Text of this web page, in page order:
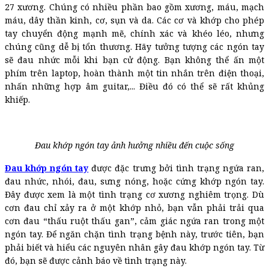
27 xương. Chúng có nhiều phần bao gồm xương, máu, mạch
máu, dây thần kinh, cơ, sụn và da. Các cơ và khớp cho phép
tay chuyển động mạnh mẽ, chính xác và khéo léo, nhưng
chúng cũng dễ bị tổn thương. Hãy tưởng tượng các ngón tay
sẽ đau nhức mỗi khi bạn cử động. Bạn không thể ấn một
phím trên laptop, hoàn thành một tin nhắn trên điện thoại,
nhấn những hợp âm guitar,... Điều đó có thể sẽ rất khủng
khiếp.
Đau khớp ngón tay ảnh hưởng nhiều đến cuộc sống
Đau khớp ngón tayđược đặc trưng bởi tình trạng ngứa ran,
đau nhức, nhói, đau, sưng nóng, hoặc cứng khớp ngón tay.
Đây được xem là một tình trạng cơ xương nghiêm trọng. Dù
cơn đau chỉ xảy ra ở một khớp nhỏ, bạn vẫn phải trải qua
cơn đau “thấu ruột thấu gan”, cảm giác ngứa ran trong một
ngón tay. Để ngăn chặn tình trạng bệnh này, trước tiên, bạn
phải biết và hiểu các nguyên nhân gây đau khớp ngón tay. Từ
đó, bạn sẽ được cảnh báo về tình trạng này.